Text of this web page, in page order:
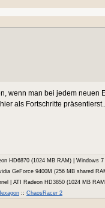
wenn man bei jedem neuen
als Fortschritte
HD6870 (1024 MB RAM) | Windows
GeForce 9400M (256 MB shared
| ATI Radeon HD3850 (1024 MB
:: ChaosRacer 2